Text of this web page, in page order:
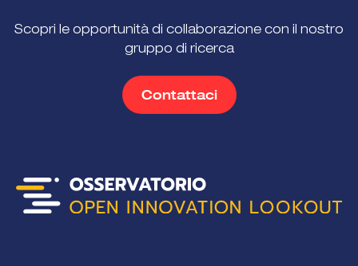
Scopri le opportunità di collaborazione con il nostro
gruppo di ricerca
Contattaci